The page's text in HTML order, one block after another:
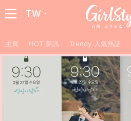
TW
主頁 HOT 新訊 Trendy 人氣熱話